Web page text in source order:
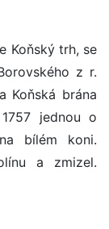
Koňský trh, se
z r.
Koňská brána
jednou o
bílém koni.
a zmizel.